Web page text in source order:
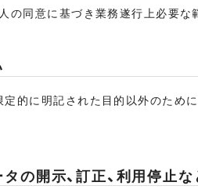
の同意に基づき業務遂行上必要
的に明記された目的以外のため
の開示、訂正、利用停止な